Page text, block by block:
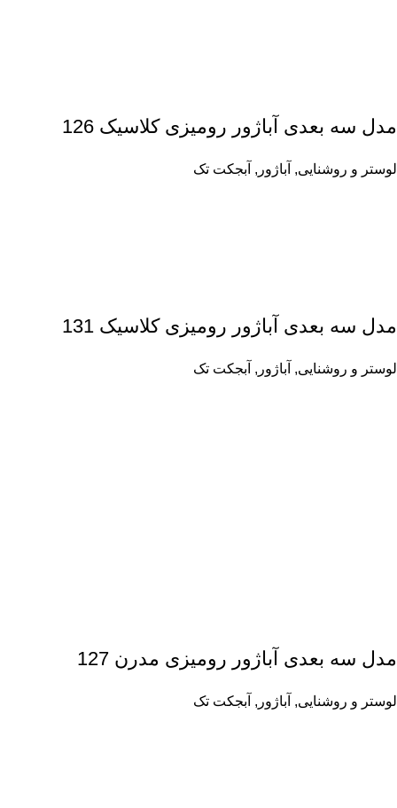
مدل سه بعدی آباژور رومیزی کلاسیک 126
لوستر و روشنایی, آباژور , آبجکت تک
مدل سه بعدی آباژور رومیزی کلاسیک 131
لوستر و روشنایی, آباژور , آبجکت تک
مدل سه بعدی آباژور رومیزی مدرن 127
لوستر و روشنایی, آباژور , آبجکت تک